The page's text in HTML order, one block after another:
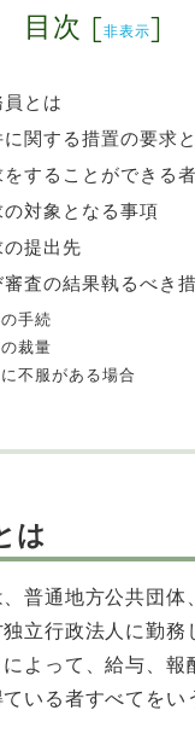
目次 [非表示]
とは
関する措置の要求
することができる
対象となる事項
提出先
査の結果執るべき
手続
裁量
不服がある場合
は
普通地方公共団体
立行政法人に勤務
よって、給与、報
いる者すべてをい